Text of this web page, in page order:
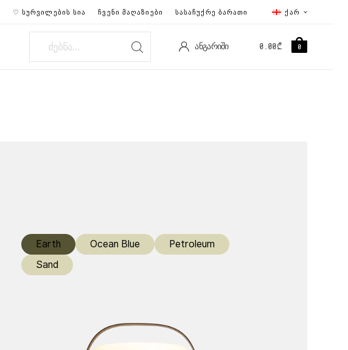
ᲥᲐᲠ
♡ ᲡᲣᲠᲕᲘᲚᲔᲑᲘᲡ ᲡᲘᲐ ᲩᲕᲔᲜᲘ ᲛᲐᲦᲐᲖᲘᲔᲑᲘ ᲡᲐᲡᲐᲩᲣᲥᲠᲔ ᲑᲐᲠᲐᲗᲘ
ᲐᲜᲒᲐᲠᲘᲨᲘ 0.00₾ 0
Earth Ocean Blue
Petroleum
Sand